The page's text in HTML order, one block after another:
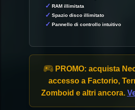
RAM illimitata
Spazio disco illimitato
Pannello di controllo intuitivo
PROMO: acquista
accesso a Factorio,
Zomboid e altri ancora.